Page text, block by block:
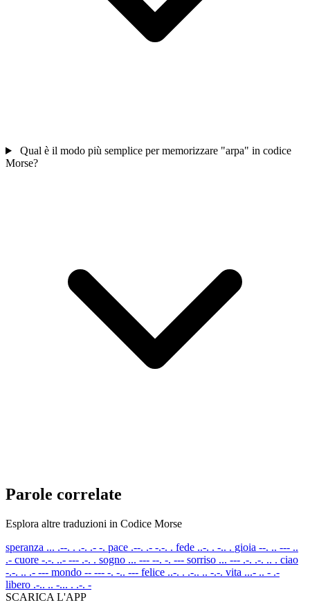
Qual è il modo più semplice per memorizzare "arpa" in codice
Morse?
Parole correlate
Esplora altre traduzioni in Codice Morse
speranza ... .--. . .-. .- -. pace .--. .- -.-. . fede ..-. . -.. . gioia --. .. --- ..
.- cuore -.-. ..- --- .-. . sogno ... --- --. -. --- sorriso ... --- .-. .-. .. . ciao
-.-. .. .- --- mondo -- --- -. -.. --- felice ..-. . .-.. .. -.-. vita ...- .. - .-
libero .-.. .. -... . .-. -
SCARICA L'APP